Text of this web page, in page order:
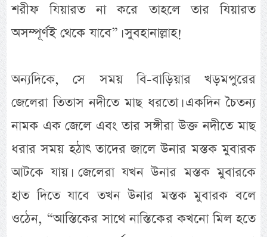
শরীফ যিয়ারত না করে তাহলে তার যিয়ারত
অসম্পূর্ণই থেকে যাবে”। সুবহানাল্লাহ!
অন্যদিকে, সে সময় বি-বাড়িয়ার খড়মপুরের
জেলেরা তিতাস নদীতে মাছ ধরতো। একদিন চৈতন্য
নামক এক জেলে এবং তার সঙ্গীরা উক্ত নদীতে মাছ
ধরার সময় হঠাৎ তাদের জালে উনার মস্তক মুবারক
আটকে যায়। জেলেরা যখন উনার মস্তক মুবারকে
হাত দিতে যাবে তখন উনার মস্তক মুবারক বলে
ওঠেন, “আস্তিকের সাথে নাস্তিকের কখনো মিল হতে